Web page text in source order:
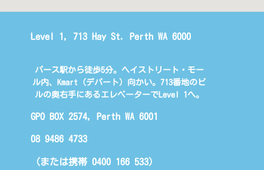
Level 1, 713 Hay St. Perth WA 6000
パース駅から徒歩5分。ヘイストリート・モー
ル内、Kmart（デパート）向かい。713番地のビ
ルの奥右手にあるエレベーターでLevel 1へ。
GPO BOX 2574, Perth WA 6001
08 9486 4733
（または携帯 0400 166 533)